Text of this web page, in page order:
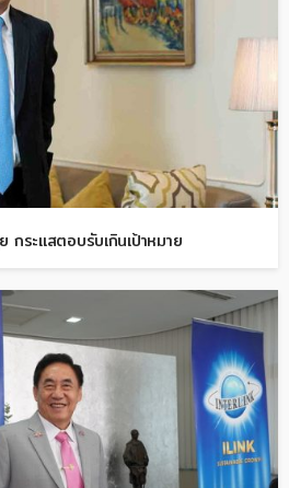
กระแสตอบรับเกินเป้าหมาย